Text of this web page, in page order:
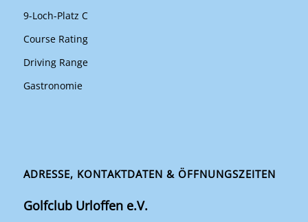
9-Loch-Platz C
Course Rating
Driving Range
Gastronomie
ADRESSE, KONTAKTDATEN & ÖFFNUNGSZEITEN
Golfclub Urloffen e.V.